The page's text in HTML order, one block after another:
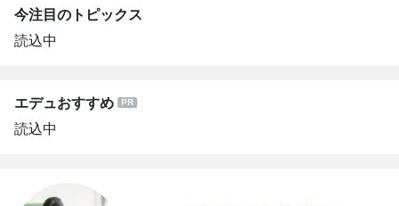
今注目のトピックス
読込中
エデュおすすめ
読込中